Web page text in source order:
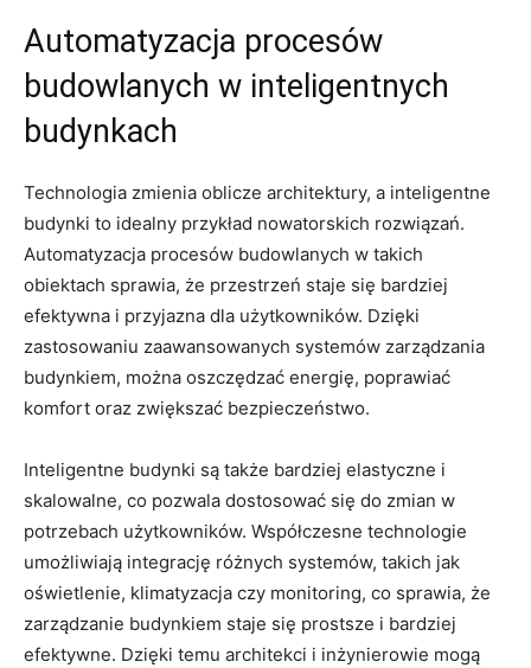
Automatyzacja ⁣procesów
budowlanych w ⁣inteligentnych
budynkach
Technologia zmienia oblicze architektury, a inteligentne
budynki to⁣ idealny⁣ przykład nowatorskich‌ rozwiązań.
⁤Automatyzacja⁤ procesów budowlanych ⁤w‍ takich
obiektach sprawia, że‌ przestrzeń staje ⁢się bardziej‍
efektywna i przyjazna‍ dla użytkowników. ​Dzięki
zastosowaniu zaawansowanych ⁤systemów ⁣zarządzania
budynkiem, można oszczędzać ⁣energię, poprawiać
‌komfort ⁤oraz zwiększać bezpieczeństwo.
Inteligentne budynki są także bardziej elastyczne i‍
skalowalne, co pozwala dostosować⁣ się do zmian w
potrzebach użytkowników. Współczesne ​technologie
⁢umożliwiają integrację różnych systemów, ‌takich jak
oświetlenie,‌ klimatyzacja⁢ czy⁤ monitoring, co ⁣sprawia, że‌
zarządzanie budynkiem staje się prostsze ⁣i bardziej
efektywne. ‌Dzięki temu architekci i inżynierowie mogą